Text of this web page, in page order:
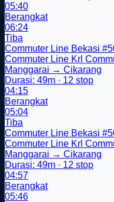
05:40
Berangkat
06:24
Tiba
Commuter Line Bekasi
Commuter Line Krl
Manggarai → Cikarang
Durasi: 49m · 12 stop
04:15
Berangkat
05:04
Tiba
Commuter Line Bekasi
Commuter Line Krl
Manggarai → Cikarang
Durasi: 49m · 12 stop
04:57
Berangkat
05:46